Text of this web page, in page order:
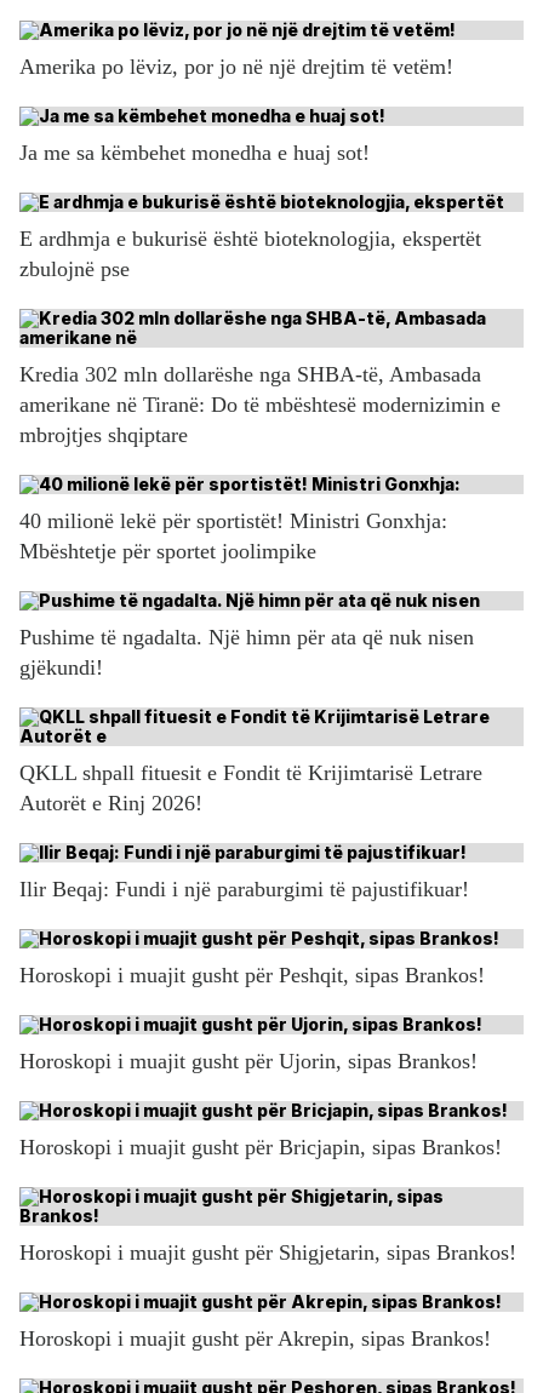
Amerika po lëviz, por jo në një drejtim të vetëm!
Ja me sa këmbehet monedha e huaj sot!
E ardhmja e bukurisë është bioteknologjia, ekspertët
zbulojnë pse
Kredia 302 mln dollarëshe nga SHBA-të, Ambasada
amerikane në Tiranë: Do të mbështesë modernizimin e
mbrojtjes shqiptare
40 milionë lekë për sportistët! Ministri Gonxhja:
Mbështetje për sportet joolimpike
Pushime të ngadalta. Një himn për ata që nuk nisen
gjëkundi!
QKLL shpall fituesit e Fondit të Krijimtarisë Letrare
Autorët e Rinj 2026!
Ilir Beqaj: Fundi i një paraburgimi të pajustifikuar!
Horoskopi i muajit gusht për Peshqit, sipas Brankos!
Horoskopi i muajit gusht për Ujorin, sipas Brankos!
Horoskopi i muajit gusht për Bricjapin, sipas Brankos!
Horoskopi i muajit gusht për Shigjetarin, sipas Brankos!
Horoskopi i muajit gusht për Akrepin, sipas Brankos!